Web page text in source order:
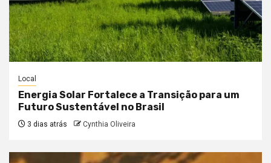
Local
Energia Solar Fortalece a Transição para um
Futuro Sustentável no Brasil
3 dias atrás Cynthia Oliveira